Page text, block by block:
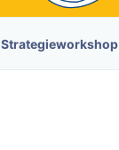
Strategieworkshop